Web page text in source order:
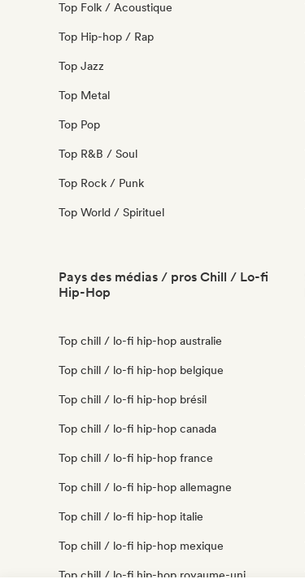
Top Folk / Acoustique
Top Hip-hop / Rap
Top Jazz
Top Metal
Top Pop
Top R&B / Soul
Top Rock / Punk
Top World / Spirituel
Pays des médias / pros Chill / Lo-fi
Hip-Hop
Top chill / lo-fi hip-hop australie
Top chill / lo-fi hip-hop belgique
Top chill / lo-fi hip-hop brésil
Top chill / lo-fi hip-hop canada
Top chill / lo-fi hip-hop france
Top chill / lo-fi hip-hop allemagne
Top chill / lo-fi hip-hop italie
Top chill / lo-fi hip-hop mexique
Top chill / lo-fi hip-hop royaume-uni